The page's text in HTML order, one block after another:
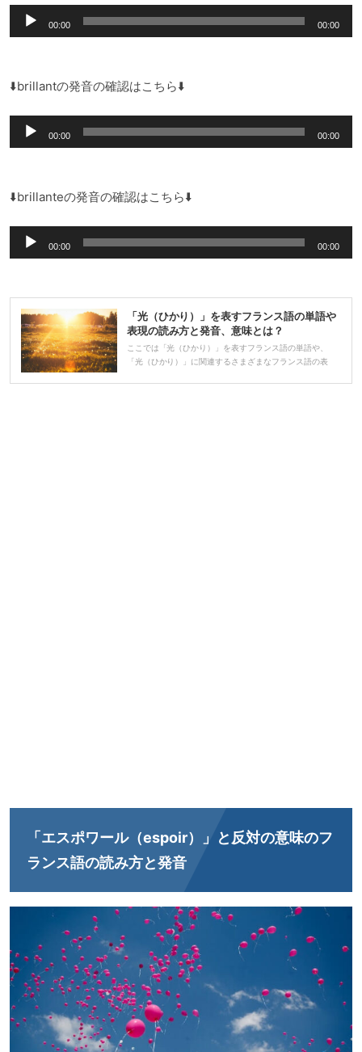
声
レ
ー
00:00 00:00
⬇️brillantの発音の確認はこちら⬇️
声
レ
ー
00:00 00:00
⬇️brillanteの発音の確認はこちら⬇️
声
ー
ヤ
ー
00:00 00:00
「光（ひかり）」を表すフランス語の単語や
表現の読み方と発音、意味とは？
ここでは「光（ひかり）」を表すフランス語の単語や、
「光（ひかり）」に関連するさまざまなフランス語の表
「エスポワール（espoir）」と反対の意味のフ
ランス語の読み方と発音